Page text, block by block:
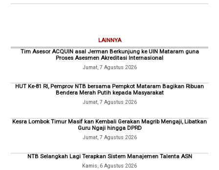
LAINNYA
Tim Asesor ACQUIN asal Jerman Berkunjung ke UIN Mataram guna
Proses Asesmen Akreditasi Internasional
Jumat, 7 Agustus 2026
HUT Ke-81 RI, Pemprov NTB bersama Pempkot Mataram Bagikan Ribuan
Bendera Merah Putih kepada Masyarakat
Jumat, 7 Agustus 2026
Kesra Lombok Timur Masif kan Kembali Gerakan Magrib Mengaji, Libatkan
Guru Ngaji hingga DPRD
Jumat, 7 Agustus 2026
NTB Selangkah Lagi Terapkan Sistem Manajemen Talenta ASN
Kamis, 6 Agustus 2026